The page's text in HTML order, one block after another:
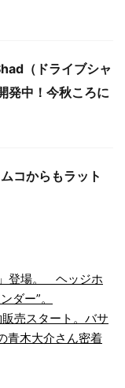
（ドライブシャ
発中！今秋ころに
コからもラット
登場。 ヘッジホ
ダー”。
売スタート。バサ
青木大介さん密着